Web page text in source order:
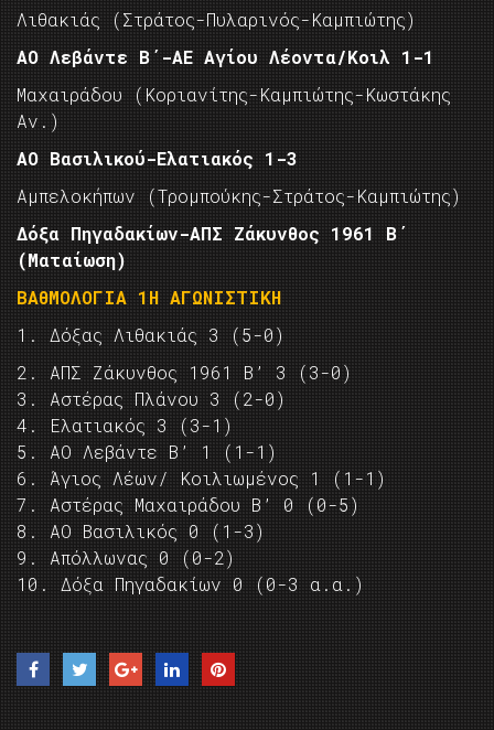
Λιθακιάς (Στράτος-Πυλαρινός-Καμπιώτης)
ΑΟ Λεβάντε Β΄-ΑΕ Αγίου Λέοντα/Κοιλ 1-1
Μαχαιράδου (Κοριανίτης-Καμπιώτης-Κωστάκης
Αν.)
ΑΟ Βασιλικού-Ελατιακός 1-3
Αμπελοκήπων (Τρομπούκης-Στράτος-Καμπιώτης)
Δόξα Πηγαδακίων-ΑΠΣ Ζάκυνθος 1961 Β΄
(Ματαίωση)
ΒΑθΜΟΛΟΓΙΑ 1Η ΑΓΩΝΙΣΤΙΚΗ
1. Δόξας Λιθακιάς 3 (5-0)
2. ΑΠΣ Ζάκυνθος 1961 Β’ 3 (3-0)
3. Αστέρας Πλάνου 3 (2-0)
4. Ελατιακός 3 (3-1)
5. ΑΟ Λεβάντε Β’ 1 (1-1)
6. Άγιος Λέων/ Κοιλιωμένος 1 (1-1)
7. Αστέρας Μαχαιράδου Β’ 0 (0-5)
8. ΑΟ Βασιλικός 0 (1-3)
9. Απόλλωνας 0 (0-2)
10. Δόξα Πηγαδακίων 0 (0-3 α.α.)